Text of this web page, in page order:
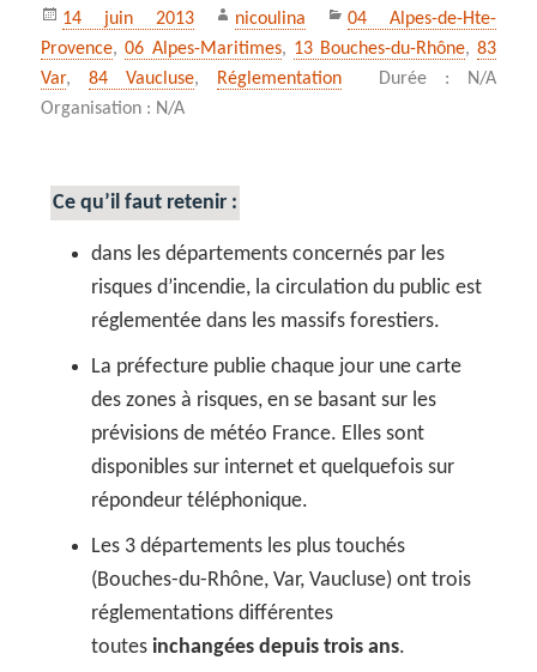
Publié
le
14 juin 2013 Auteur
nicoulina Catégories
04 Alpes-de-Hte-
Provence,06 Alpes-Maritimes, 13 Bouches-du-Rhône, 83
Var,84 Vaucluse, Réglementation
Durée : N/A
Organisation : N/A
Ce qu’il faut retenir :
dans les départements concernés par les
risques d’incendie, la circulation du public est
réglementée dans les massifs forestiers.
La préfecture publie chaque jour une carte
des zones à risques, en se basant sur les
prévisions de météo France. Elles sont
disponibles sur internet et quelquefois sur
répondeur téléphonique.
Les 3 départements les plus touchés
(Bouches-du-Rhône, Var, Vaucluse) ont trois
réglementations différentes
toutesinchangées depuis trois ans.